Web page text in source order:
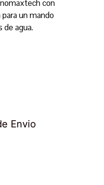
Envio
con
un mando
de agua.